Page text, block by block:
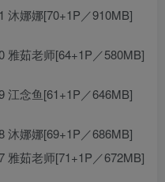
沐娜娜[70+1P／910MB]
雅茹老师[64+1P／580MB]
江念鱼[61+1P／646MB]
沐娜娜[69+1P／686MB]
雅茹老师[71+1P／672MB]